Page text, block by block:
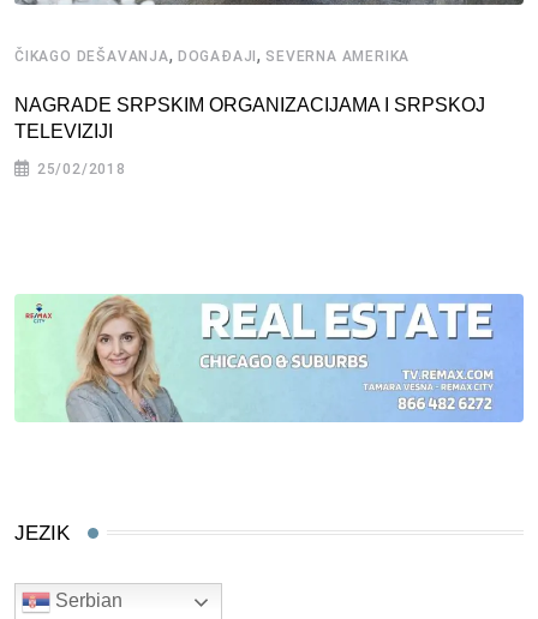
ČIKAGO DEŠAVANJA, DOGAĐAJI, SEVERNA AMERIKA
NAGRADE SRPSKIM ORGANIZACIJAMA I SRPSKOJ
TELEVIZIJI
25/02/2018
JEZIK
Serbian